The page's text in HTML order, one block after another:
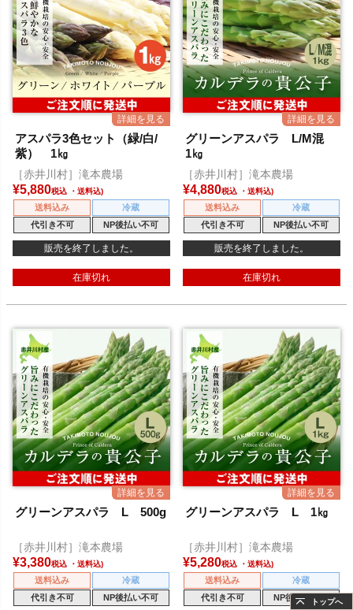
アスパラ3色セット（緑/白/
紫） 1㎏
［赤井川村］滝本農場
¥5,880税込
送料込み
冷蔵
代引き不可
NP後払い不可
販売を終了しました。
在庫切れ
グリーンアスパラ L/M混
1㎏
［赤井川村］滝本農場
¥4,880税込
送料込み
冷蔵
代引き不可
NP後払い不可
販売を終了しました。
在庫切れ
グリーンアスパラ L 500g
［赤井川村］滝本農場
¥3,380税込
送料込み
冷蔵
代引き不可
NP後払い不可
グリーンアスパラ L 1㎏
［赤井川村］滝本農場
¥5,280税込
送料込み
冷蔵
代引き不可
NP後払い不可トップへ